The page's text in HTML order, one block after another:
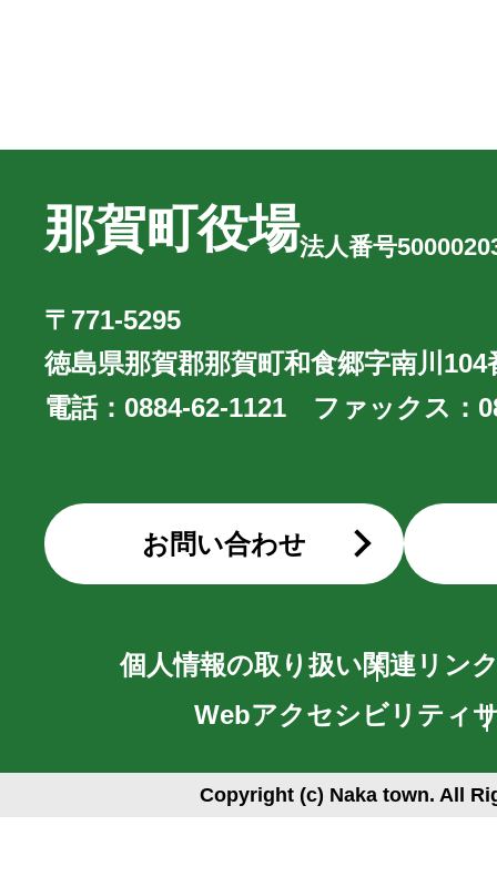
那賀町役場法人番号
〒771-5295
徳島県那賀郡那賀町和食郷字南川104
電話： 0884-62-1121 ファックス：
お問い合わせ
個人情報の取り扱い関連リン
Webアクセシビリティ
Copyright (c) Naka town. All